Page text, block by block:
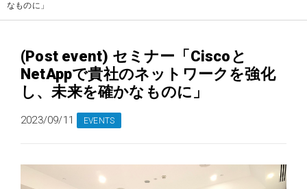
なものに」
(Post event) セミナー「Ciscoと
NetAppで貴社のネットワークを強化
し、未来を確かなものに」
2023/09/11 EVENTS